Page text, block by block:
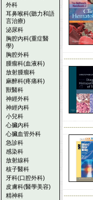
外科
耳鼻喉科(聽力和語
言治療)
泌尿科
胸腔內科(重症醫
學)
胸腔外科
腫瘤科(血液科)
放射腫瘤科
麻醉科(疼痛科)
獸醫科
神經外科
神經內科
小兒科
心臟內科
心臟血管外科
急診科
感染科
放射線科
核子醫科
牙科(口腔外科)
皮膚科(醫學美容)
精神科